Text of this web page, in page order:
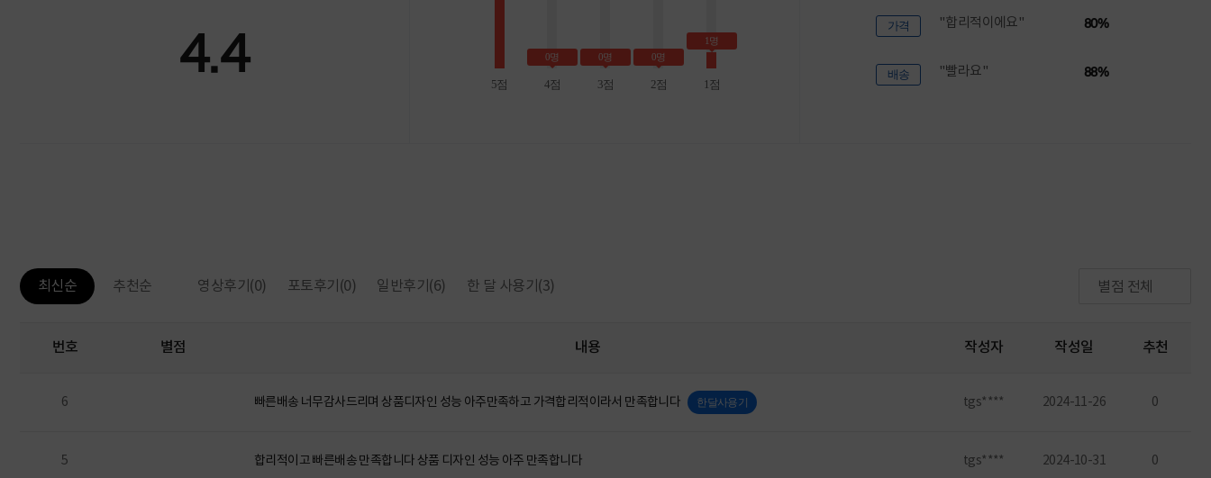
4.4 5점
0명
4점
0명
3점
0명
2점
1명
1점
가격 "합리적이에요" 80%
배송 "빨라요" 88%
최신순 추천순 영상후기 (0) 포토후기 (0) 일반후기 (6) 한 달 사용기 (3) 별점 전체
번호 별점 내용 작성자 작성일 추천
6 빠른배송 너무감사드리며 상품디자인 성능 아주만족하고 가격합리적이라서 만족합니다 한달사용기 tgs**** 2024-11-26 0
5 합리적이고 빠른배송 만족합니다 상품 디자인 성능 아주 만족합니다 tgs**** 2024-10-31 0